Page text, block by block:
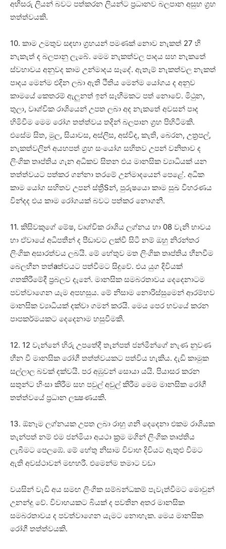
අභිසරු ලියන් බවට පත්කරන ලියන්ට ප්‍රධානව බලපාන අසුභ ග්‍රහ
තත්ත්වයකි.
10. කාම උමතුව සඳහා ග්‍රහයන් පමණක්‌ නොව නැකත් 27 හි
නැකැත් ද බලපානු ලැබේ. මෙම නැකත්වල පාදය සහ නැකතේ
ස්‌වභාවය අනුවද කාම උන්මාදය සෑදේ. ඇතැම් නැකත්වල නැකත්
පාදය මෙන්ම එදින ලබා ඇති ථිතිය මෙන්ම යෝගය ද අනුව
කාමයේ කෙතරම් ඇලුනත් ඉන් සෑහීමකට පත් නොවේ. මිථුන,
තුලා, වෘශ්චික රාශියෙන් උපත ලබා අද නැකතේ අවසන් පාද
හිමිවීම මෙම රෝග තත්ත්වය තදින් බලපාන ග්‍රහ පිහිටීමකි.
එසේම සිත, මුල, සියාවස, අස්‌ලිස, අස්‌විද, කැති, බෙරන, උත්‍රපල්,
නැකත්වලින් අයහපත් ග්‍රහ සංයෝග සහිතව උපන් වනිතාව ද
ලිංගික තෘප්තිය ගැන අධිකව සිතන එය මානසික ව්‍යාධියක්‌ යන
තත්ත්වයට පත්කර ගන්නා තරමේ උන්මාදයෙන් පෙළේ. අධික
කාම යෝග සහිතව උපන් ස්‌ත්‍රීSන්, පුරුෂයො කාම සුඛ විහරණය
වින්දද එය කාම රෝගයක්‌ බවට පත්කර නොගනී.
11. කිසිවකුගේ මේෂ, වෘශ්චික රාශිය ලග්නය හා 08 වැනි භාවය
හා ඒවායේ අධිපතීන් ද පීඩාවට ලක්‌වී සිටී නම් ඔහු නිරන්තර
ලිංගික අසාරත්වය ලබයි. මේ හේතුව මත ලිංගික තෘප්තිය හීනවීම
බෙලහීන තත්aත්වයට පත්වීමට සිදුවේ. එය යුග දිවියක්‌
ගතකිරීමේදී ප්‍රබලව දැනේ. මානසික සමබරතාවය දෙදෙනාටම
පවත්වාගෙන යැම අපහසුය. මේ නිසාම නොරිස්‌සුමෙන් ආරම්භව
මානසික ව්‍යාධියක්‌ දක්‌වා ගමන් කරයි. මෙය පෙර භවයේ කරන
පාපකර්මයකට දෙදෙනාම හසුවීමකි.
12. 12 වැන්නේ හිරු උපතේදී තැන්පත් ජන්මීන්ගේ නැණ නුවණ
හීන වී මානසික රෝගී තත්ත්වයකට පත්විය හැකිය. දැඩි කාමුක
සල්ලාල බවක්‌ දක්‌වයි. පර අඹුවන් සොයා යයි. පියාසර කරන
සතුන්ට හිංසා කිරීම සහ පවුල් අවුල් කිරීම මෙම මානසික රෝගී
තත්ත්වයේ ප්‍රධාන ලක්‍ෂණයකි.
13. ඕනෑම ලග්නයක උපත ලබා රාහු ශනි දෙදෙනා එකම රාශියක
තැන්පත් නම් එම ජන්මියා අයථා ක්‍රම මගින් ලිංගික තෘප්තිය
ලැබීමට පෙලඹේ. මේ හේතු නිසාම විවාහ දිවියට ඇතුළු වීමට
ඇති අවස්‌ථාවන් මඟහරී. එමෙන්ම තමාට වඩා
වයසින් වැඩි අය සමඟ ලිංගික සම්බන්ධකම් පැවැත්වීමට මොවුන්
උනන්දු වේ. විවාහයකට බියක්‌ ද පවතින අතර මානසික
සමබරතාවය ද පවත්වාගෙන යැමට නොහැක. මෙය මානසික
රෝගී තත්ත්වයකි.